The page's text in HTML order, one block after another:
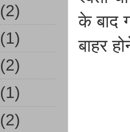
के बाद
बाहर
(2)
(1)
(2)
(1)
(2)